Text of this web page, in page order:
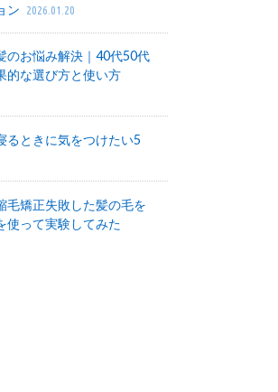
ン
2026.01.20
のお悩み解決｜40代50代
的な選び方と使い方
るときに気をつけたい5
毛矯正失敗した髪の毛を
使って実験してみた